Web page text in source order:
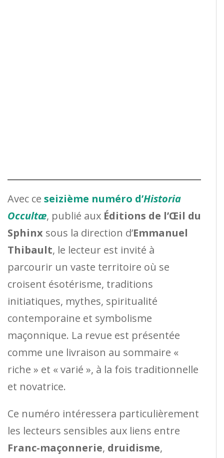
Avec ce seizième numéro d’Historia
Occultæ, publié aux Éditions de l’Œil du
Sphinx sous la direction d’Emmanuel
Thibault, le lecteur est invité à
parcourir un vaste territoire où se
croisent ésotérisme, traditions
initiatiques, mythes, spiritualité
contemporaine et symbolisme
maçonnique. La revue est présentée
comme une livraison au sommaire «
riche » et « varié », à la fois traditionnelle
et novatrice.
Ce numéro intéressera particulièrement
les lecteurs sensibles aux liens entre
Franc-maçonnerie, druidisme,